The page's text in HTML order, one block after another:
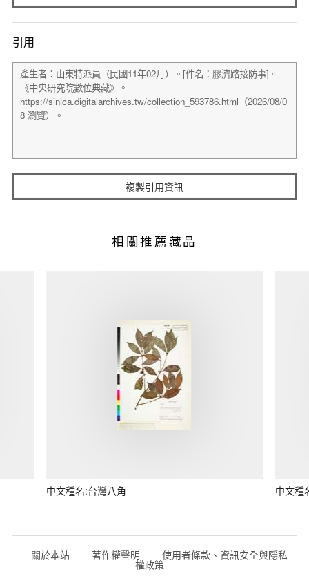
引用
複製引用資訊
相關推薦藏品
中文種名:台灣八角 中文種
關於本站 著作權聲明 使用者條款、資訊安全與隱私
權政策